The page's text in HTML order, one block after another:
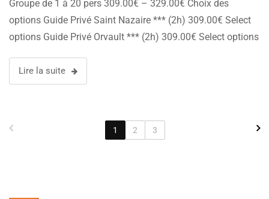
Groupe de 1 à 20 pers 309.00€ – 329.00€ Choix des
options Guide Privé Saint Nazaire *** (2h) 309.00€ Select
options Guide Privé Orvault *** (2h) 309.00€ Select options
Lire la suite
1 2 3